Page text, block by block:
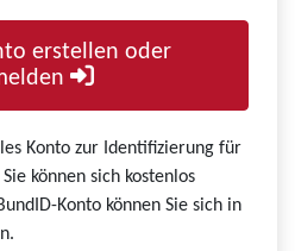
erstellen oder
Konto zur Identifizierung für
können sich kostenlos
Konto können Sie sich in